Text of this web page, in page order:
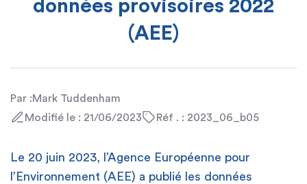
données provisoires 2022
(AEE)
Par :Mark Tuddenham
Modifié le : 21/06/2023
Réf . : 2023_06_b05
Le 20 juin 2023, l’Agence Européenne pour
l’Environnement (AEE) a publié les données